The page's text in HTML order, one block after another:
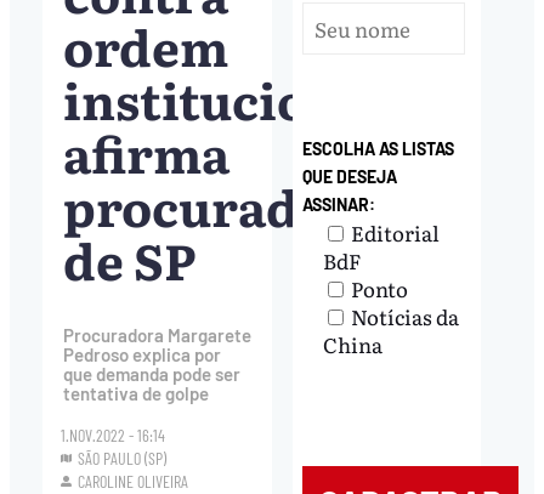
ordem
institucional,
afirma
procuradora
de SP
Procuradora Margarete
Pedroso explica por
que demanda pode ser
tentativa de golpe
1.NOV.2022 - 16:14
SÃO PAULO (SP)
CAROLINE OLIVEIRA
ESCOLHA AS LISTAS
QUE DESEJA
ASSINAR:
Editorial
BdF
Ponto
Notícias da
China